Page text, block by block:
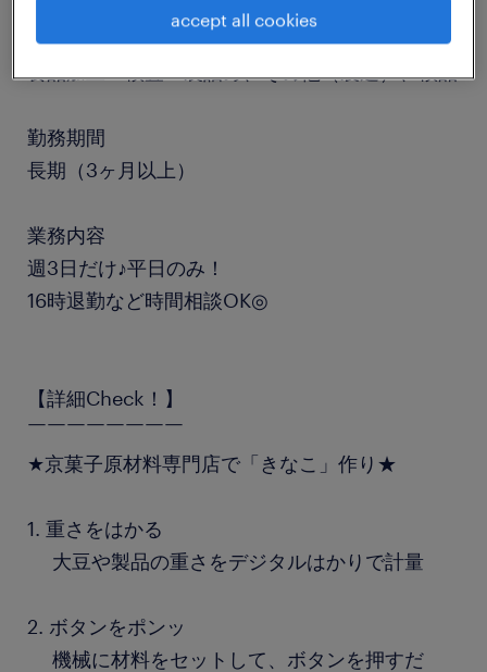
職種
食品加工・検査・袋詰め、その他（製造）、検品
勤務期間
長期（3ヶ月以上）
業務内容
週3日だけ♪平日のみ！
16時退勤など時間相談OK◎
【詳細Check！】
￣￣￣￣￣￣￣￣
★京菓子原材料専門店で「きなこ」作り★
1. 重さをはかる
大豆や製品の重さをデジタルはかりで計量
2. ボタンをポンッ
機械に材料をセットして、ボタンを押すだ
accept all cookies